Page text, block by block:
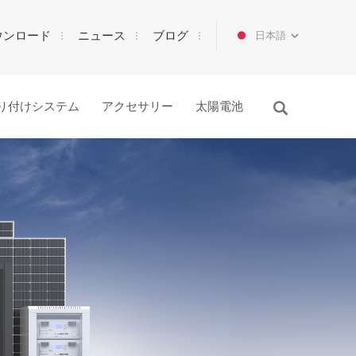
日本語
ンロード ニュース ブログ
付けシステム アクセサリー 太陽電池